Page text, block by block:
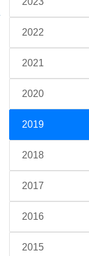
2022
2021
2020
2019
2018
2017
2016
2015